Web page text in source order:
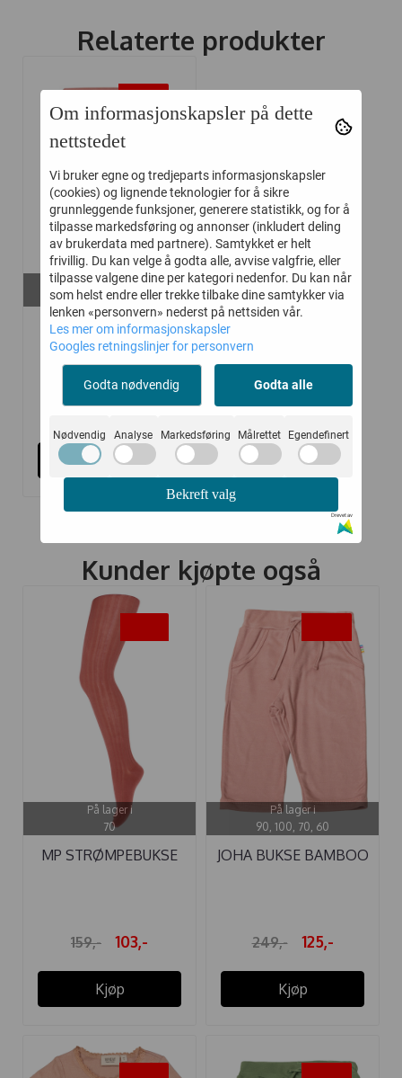
Relaterte produkter
På lager i
56
HUST AND CLAIRE
BUKSE GUSTI ...
115,-
Kjøp
Kunder kjøpte også
På lager i
70
MP STRØMPEBUKSE
159,- 103,-
Kjøp
På lager i
90, 100, 70, 60
JOHA BUKSE BAMBOO
249,- 125,-
Kjøp
Om informasjonskapsler på dette
nettstedet
Vi bruker egne og tredjeparts informasjonskapsler
(cookies) og lignende teknologier for å sikre
grunnleggende funksjoner, generere statistikk, og for å
tilpasse markedsføring og annonser (inkludert deling
av brukerdata med partnere). Samtykket er helt
frivillig. Du kan velge å godta alle, avvise valgfrie, eller
tilpasse valgene dine per kategori nedenfor. Du kan når
som helst endre eller trekke tilbake dine samtykker via
lenken «personvern» nederst på nettsiden vår.
Les mer om informasjonskapsler
Googles retningslinjer for personvern
Godta nødvendig Godta alle
Nødvendig Analyse Markedsføring Målrettet Egendefinert
Bekreft valg
Drevet av